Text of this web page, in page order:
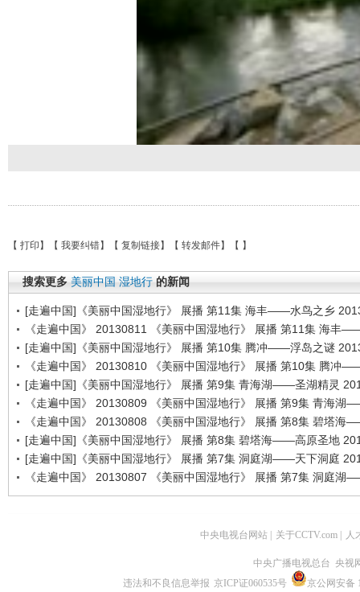
【 打印 】【 我要纠错】【 复制链接】【 转发邮件】【 】
搜索更多 美丽中国 湿地行 的新闻
[走遍中国]《美丽中国湿地行》 展播 第11集 海丰——水鸟之乡
《走遍中国》 20130811 《美丽中国湿地行》 展播 第11集 海丰
[走遍中国]《美丽中国湿地行》 展播 第10集 腾冲——浮岛之谜
《走遍中国》 20130810 《美丽中国湿地行》 展播 第10集 腾冲
[走遍中国]《美丽中国湿地行》 展播 第9集 青海湖——圣湖精灵
《走遍中国》 20130809 《美丽中国湿地行》 展播 第9集 青海湖
《走遍中国》 20130808 《美丽中国湿地行》 展播 第8集 碧塔海
[走遍中国]《美丽中国湿地行》 展播 第8集 碧塔海——高原圣地
[走遍中国]《美丽中国湿地行》 展播 第7集 洞庭湖——天下洞庭
《走遍中国》 20130807 《美丽中国湿地行》 展播 第7集 洞庭湖
中央电视台网站 关于CCTV.com 人
中央广播电视总台 央视
违法和不良信息举报 京ICP证060535号
京公网安备